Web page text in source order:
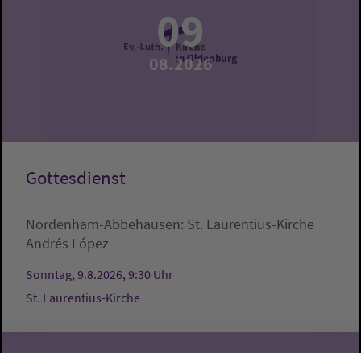
09
08.2026
Gottesdienst
Nordenham-Abbehausen: St. Laurentius-Kirche
Andrés López
Sonntag, 9.8.2026, 9:30 Uhr
St. Laurentius-Kirche